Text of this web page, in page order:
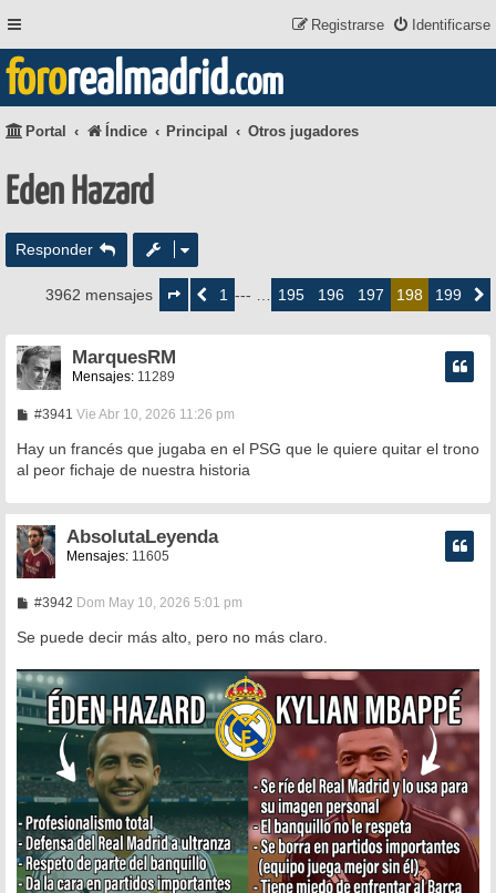
Identificarse
Registrarse
fororealmadrid.com
Portal Índice Principal Otros jugadores
Eden Hazard
Responder
3962 mensajes
Página
deAnterior1 --- … 195 196 197 198 199
MarquesRM
Mensajes: 11289
#3941 M
n
a
e
Vie Abr 10, 2026 11:26 pm
Hay un francés que jugaba en el PSG que le quiere quitar el trono
al peor fichaje de nuestra historia
AbsolutaLeyenda
Mensajes: 11605
#3942M
n
e
Dom May 10, 2026 5:01 pm
Se puede decir más alto, pero no más claro.